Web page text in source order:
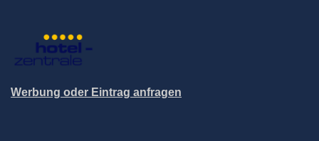
Werbung oder Eintrag anfragen